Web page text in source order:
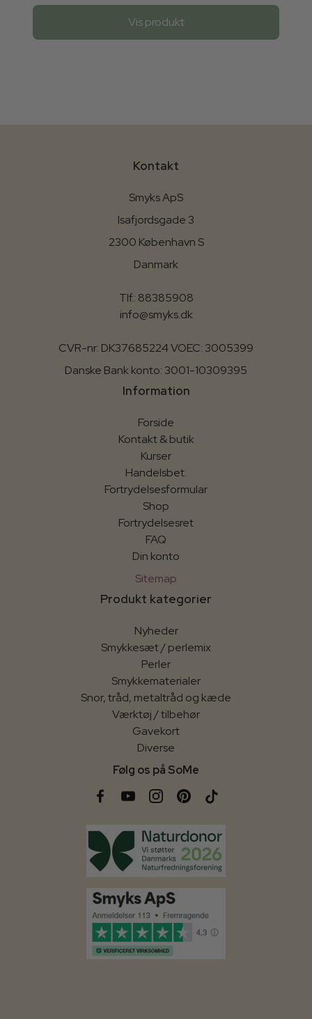
Vis produkt
Kontakt
Smyks ApS
Isafjordsgade 3
2300 København S
Danmark
Tlf.: 88385908
info@smyks.dk
CVR-nr: DK37685224 VOEC: 3005399
Danske Bank konto: 3001-10309395
Information
Forside
Kontakt & butik
Kurser
Handelsbet.
Fortrydelsesformular
Shop
Fortrydelsesret
FAQ
Din konto
Sitemap
Produkt kategorier
Nyheder
Smykkesæt / perlemix
Perler
Smykkematerialer
Snor, tråd, metaltråd og kæde
Værktøj / tilbehør
Gavekort
Diverse
Følg os på SoMe